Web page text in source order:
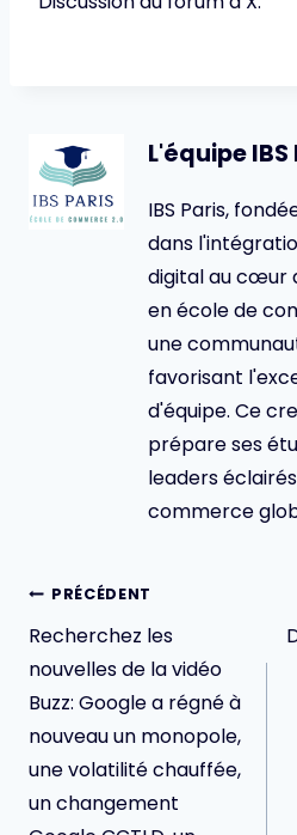
L'équipe IBS
IBS Paris,
dans
digital au cœur
en école de
une
favorisant
d'équipe. Ce
prépare ses
leaders
commerce
Navigation
de
l’article
PRÉCÉDENT
Recherchez les
nouvelles de la vidéo
Buzz: Google a régné à
nouveau un monopole,
une volatilité chauffée,
un changement